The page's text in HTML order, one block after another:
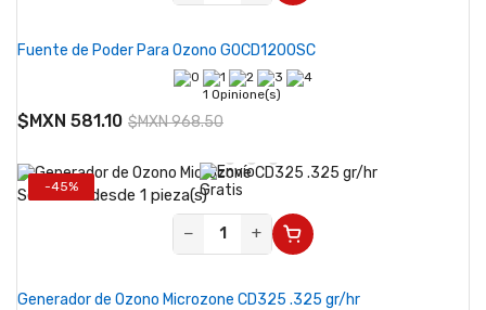
Fuente de Poder Para Ozono GOCD1200SC
1 Opinione(s)
$MXN 581.10 $MXN 968.50
-45%
Se vende desde 1 pieza(s)
−
+
Generador de Ozono Microzone CD325 .325 gr/hr